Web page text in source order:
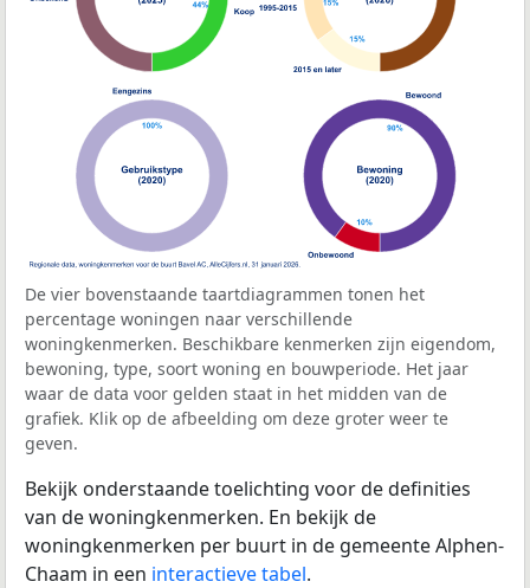
De vier bovenstaande taartdiagrammen tonen het
percentage woningen naar verschillende
woningkenmerken. Beschikbare kenmerken zijn eigendom,
bewoning, type, soort woning en bouwperiode. Het jaar
waar de data voor gelden staat in het midden van de
grafiek. Klik op de afbeelding om deze groter weer te
geven.
Bekijk onderstaande toelichting voor de definities
van de woningkenmerken. En bekijk de
woningkenmerken per buurt in de gemeente Alphen-
Chaam in een interactieve tabel.